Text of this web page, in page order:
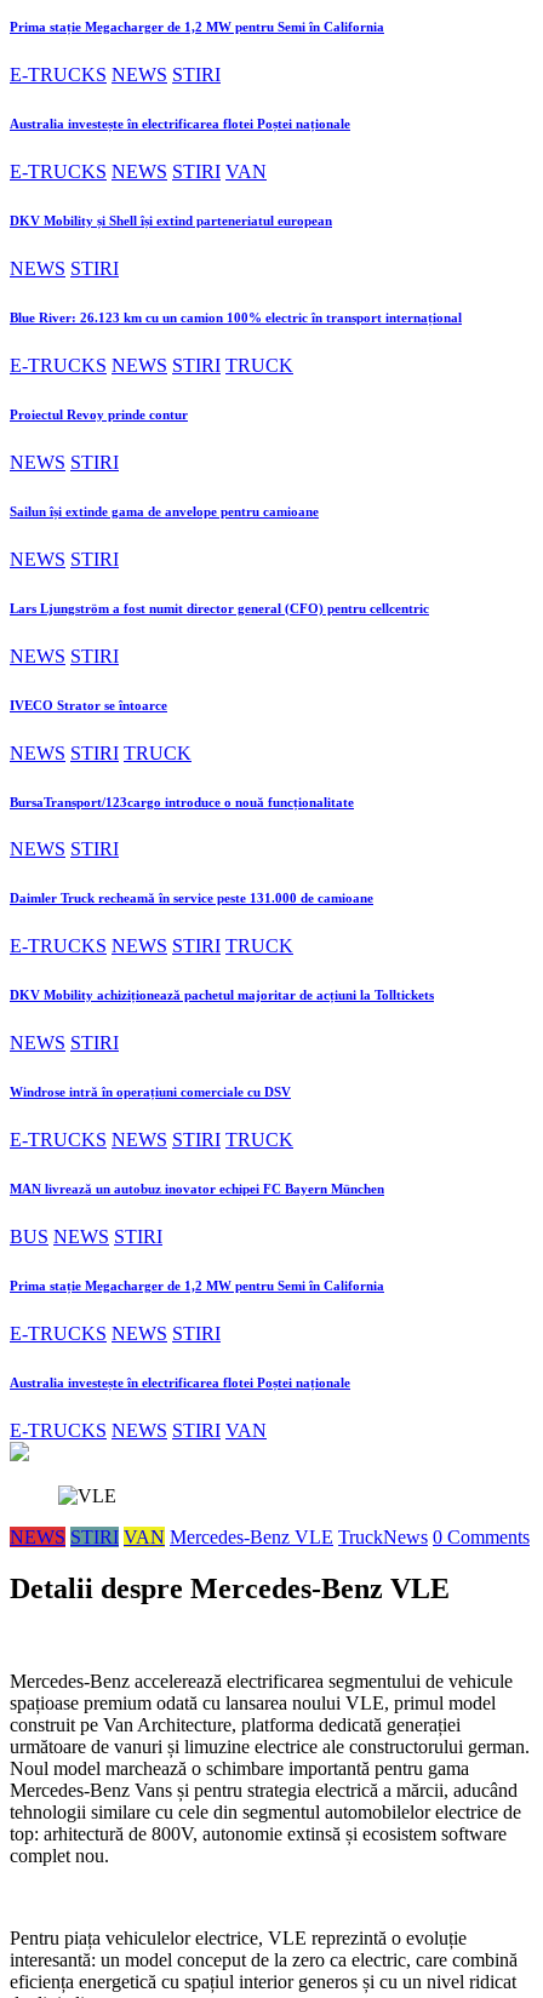
Prima stație Megacharger de 1,2 MW pentru Semi în California
E-TRUCKS NEWS STIRI
Australia investește în electrificarea flotei Poștei naționale
E-TRUCKS NEWS STIRI VAN
DKV Mobility și Shell își extind parteneriatul european
NEWS STIRI
Blue River: 26.123 km cu un camion 100% electric în transport internațional
E-TRUCKS NEWS STIRI TRUCK
Proiectul Revoy prinde contur
NEWS STIRI
Sailun își extinde gama de anvelope pentru camioane
NEWS STIRI
Lars Ljungström a fost numit director general (CFO) pentru cellcentric
NEWS STIRI
IVECO Strator se întoarce
NEWS STIRI TRUCK
BursaTransport/123cargo introduce o nouă funcționalitate
NEWS STIRI
Daimler Truck recheamă în service peste 131.000 de camioane
E-TRUCKS NEWS STIRI TRUCK
DKV Mobility achiziționează pachetul majoritar de acțiuni la Tolltickets
NEWS STIRI
Windrose intră în operațiuni comerciale cu DSV
E-TRUCKS NEWS STIRI TRUCK
MAN livrează un autobuz inovator echipei FC Bayern München
BUS NEWS STIRI
Prima stație Megacharger de 1,2 MW pentru Semi în California
E-TRUCKS NEWS STIRI
Australia investește în electrificarea flotei Poștei naționale
E-TRUCKS NEWS STIRI VAN
NEWS STIRI VAN Mercedes-Benz VLE TruckNews 0 Comments
Detalii despre Mercedes-Benz VLE
Mercedes-Benz accelerează electrificarea segmentului de vehicule
spațioase premium odată cu lansarea noului VLE, primul model
construit pe Van Architecture, platforma dedicată generației
următoare de vanuri și limuzine electrice ale constructorului german.
Noul model marchează o schimbare importantă pentru gama
Mercedes-Benz Vans și pentru strategia electrică a mărcii, aducând
tehnologii similare cu cele din segmentul automobilelor electrice de
top: arhitectură de 800V, autonomie extinsă și ecosistem software
complet nou.
Pentru piața vehiculelor electrice, VLE reprezintă o evoluție
interesantă: un model conceput de la zero ca electric, care combină
eficiența energetică cu spațiul interior generos și cu un nivel ridicat